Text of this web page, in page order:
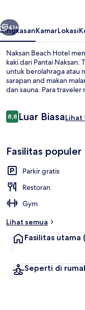
Berikutnya
41+
RingkasanKamarLokasi
Naksan Beach Hotel
kaki dari Pantai
untuk berolahraga atau
sarapan and makan
dan sauna. Para traveler
Ulasan
8,88,8 dari 10
Luar BiasaLihat
Fasilitas populer
Parkir gratis
Restoran
Gym
Lihat semua
Fasilitas utama
Seperti di